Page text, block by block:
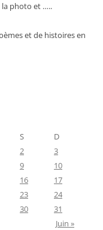
la photo et …..
et de histoires en
S
D
2
3
9
10
16
17
23
24
30
31
Juin »